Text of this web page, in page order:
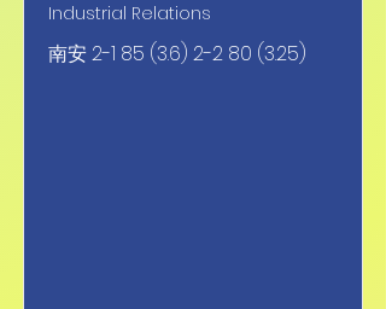
Industrial Relations
南安2-1 85 (3.6) 2-2 80 (3.25)